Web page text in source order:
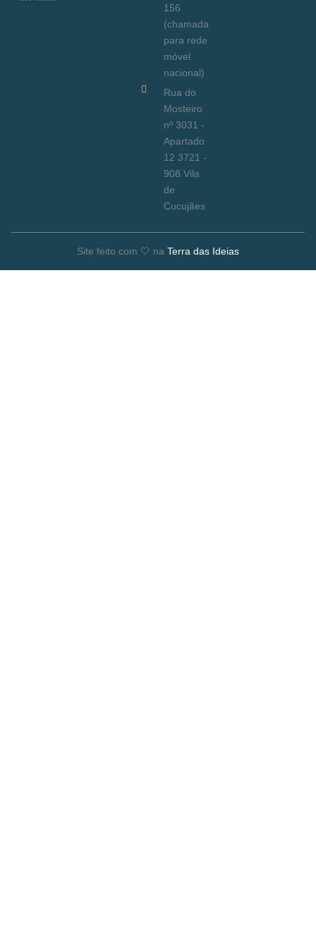
156
(chamada
para rede
móvel
nacional)
Rua do
Mosteiro
nº 3031 -
Apartado
12 3721 -
908 Vila
de
Cucujães
Site feito com 🤍 na Terra das Ideias